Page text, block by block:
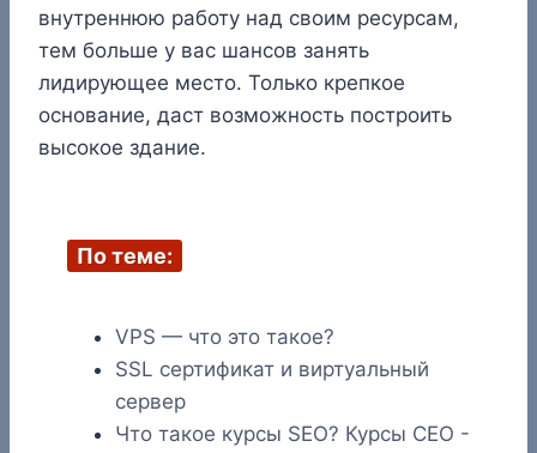
внутреннюю работу над своим ресурсам,
тем больше у вас шансов занять
лидирующее место. Только крепкое
основание, даст возможность построить
высокое здание.
По теме:
VPS — что это такое?
SSL сертификат и виртуальный
сервер
Что такое курсы SEO? Курсы СЕО -